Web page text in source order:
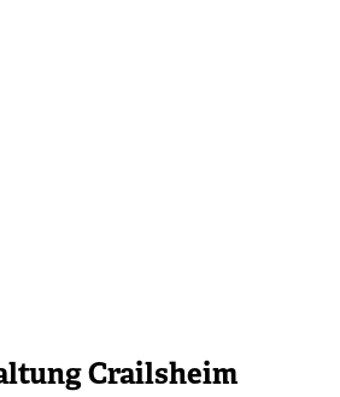
Crailsheim